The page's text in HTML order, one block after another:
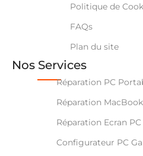
Politique de
FAQs
Plan du site
Nos Services
Réparation PC
Réparation
Réparation Ecran PC
Configurateur PC